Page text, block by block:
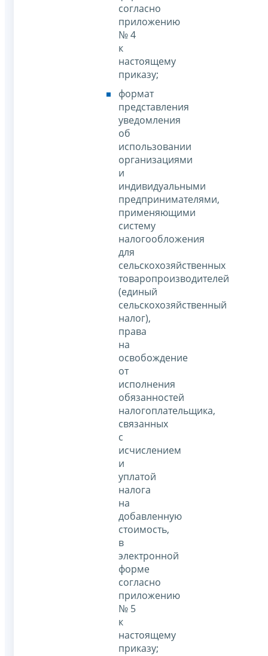
согласно
приложению
№ 4
к
настоящему
приказу;
формат
представления
уведомления
об
использовании
организациями
и
индивидуальными
предпринимателями,
применяющими
систему
налогообложения
для
сельскохозяйственных
товаропроизводителей
(единый
сельскохозяйственный
налог),
права
на
освобождение
от
исполнения
обязанностей
налогоплательщика,
связанных
с
исчислением
и
уплатой
налога
на
добавленную
стоимость,
в
электронной
форме
согласно
приложению
№ 5
к
настоящему
приказу;